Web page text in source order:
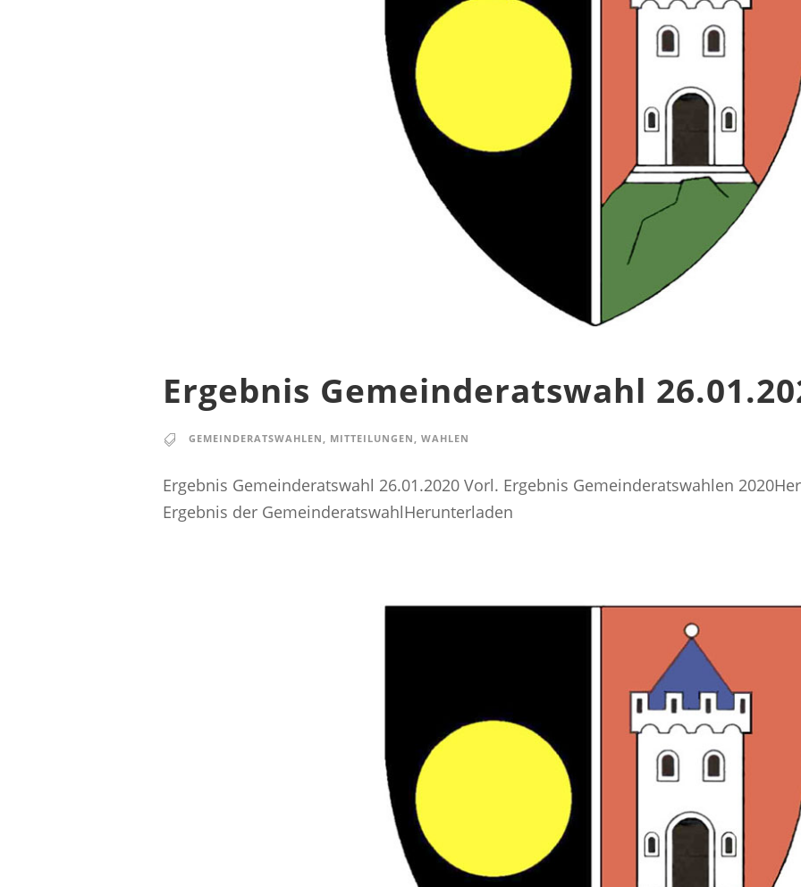
Ergebnis Gemeinderatswahl
GEMEINDERATSWAHLEN , MITTEILUNGEN , WAHLEN
Ergebnis Gemeinderatswahl 26.01.2020 Vorl. Ergebnis Gemeinderatswahlen
Ergebnis der GemeinderatswahlHerunterladen